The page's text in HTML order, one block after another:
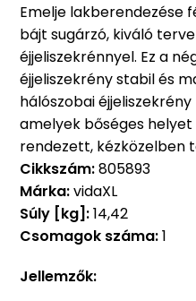
Emelje lakberendezése
bájt sugárzó, kiváló
éjjeliszekrénnyel. Ez a
éjjeliszekrény stabil és
hálószobai
amelyek bőséges
rendezett, kézközelben
Cikkszám:805893
Márka:vidaXL
Súly [kg]:14,42
Csomagok száma:1
Jellemzők: